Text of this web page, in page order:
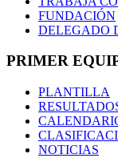
FUNDACIÓN
DELEGADO
PRIMER
PLANTILLA
NOTICIAS